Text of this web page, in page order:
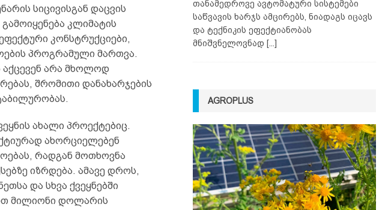
სიცივისგან დაცვის
კლიმატის
კონსტრუქციები,
პროგრამული მართვა.
არა მხოლოდ
შრომითი დანახარჯების
ახალი პროექტებიც.
ახორციელებენ
რადგან მოთხოვნა
იზრდება. ამავე დროს,
და სხვა ქვეყნებში
მილიონი დოლარის
თანამედროვე ავტომატური სისტემები
საწვავის ხარჯს ამცირებს, ნიადაგს იცავს
და ტექნიკის ეფექტიანობას
მნიშვნელოვნად [...]
AGROPLUS